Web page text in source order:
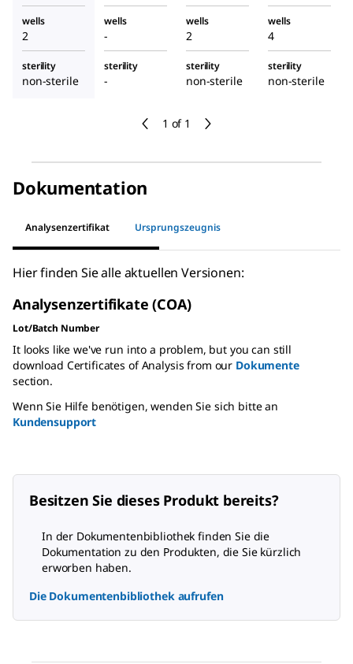
1 of 1
wells
2
wells
-
wells
2
wells
4
sterility
non-sterile
sterility
-
sterility
non-sterile
sterility
non-sterile
Dokumentation
Analysenzertifikat Ursprungszeugnis
Hier finden Sie alle aktuellen Versionen:
Analysenzertifikate (COA)
Lot/Batch Number
It looks like we've run into a problem, but you can still
download Certificates of Analysis from our Dokumente
section.
Wenn Sie Hilfe benötigen, wenden Sie sich bitte an
Kundensupport
Besitzen Sie dieses Produkt bereits?
In der Dokumentenbibliothek finden Sie die
Dokumentation zu den Produkten, die Sie kürzlich
erworben haben.
Die Dokumentenbibliothek aufrufen